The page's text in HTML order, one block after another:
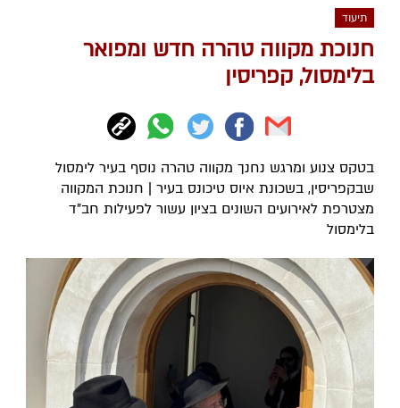
תיעוד
חנוכת מקווה טהרה חדש ומפואר
בלימסול, קפריסין
בטקס צנוע ומרגש נחנך מקווה טהרה נוסף בעיר לימסול
שבקפריסין, בשכונת איוס טיכונס בעיר | חנוכת המקווה
מצטרפת לאירועים השונים בציון עשור לפעילות חב"ד
בלימסול